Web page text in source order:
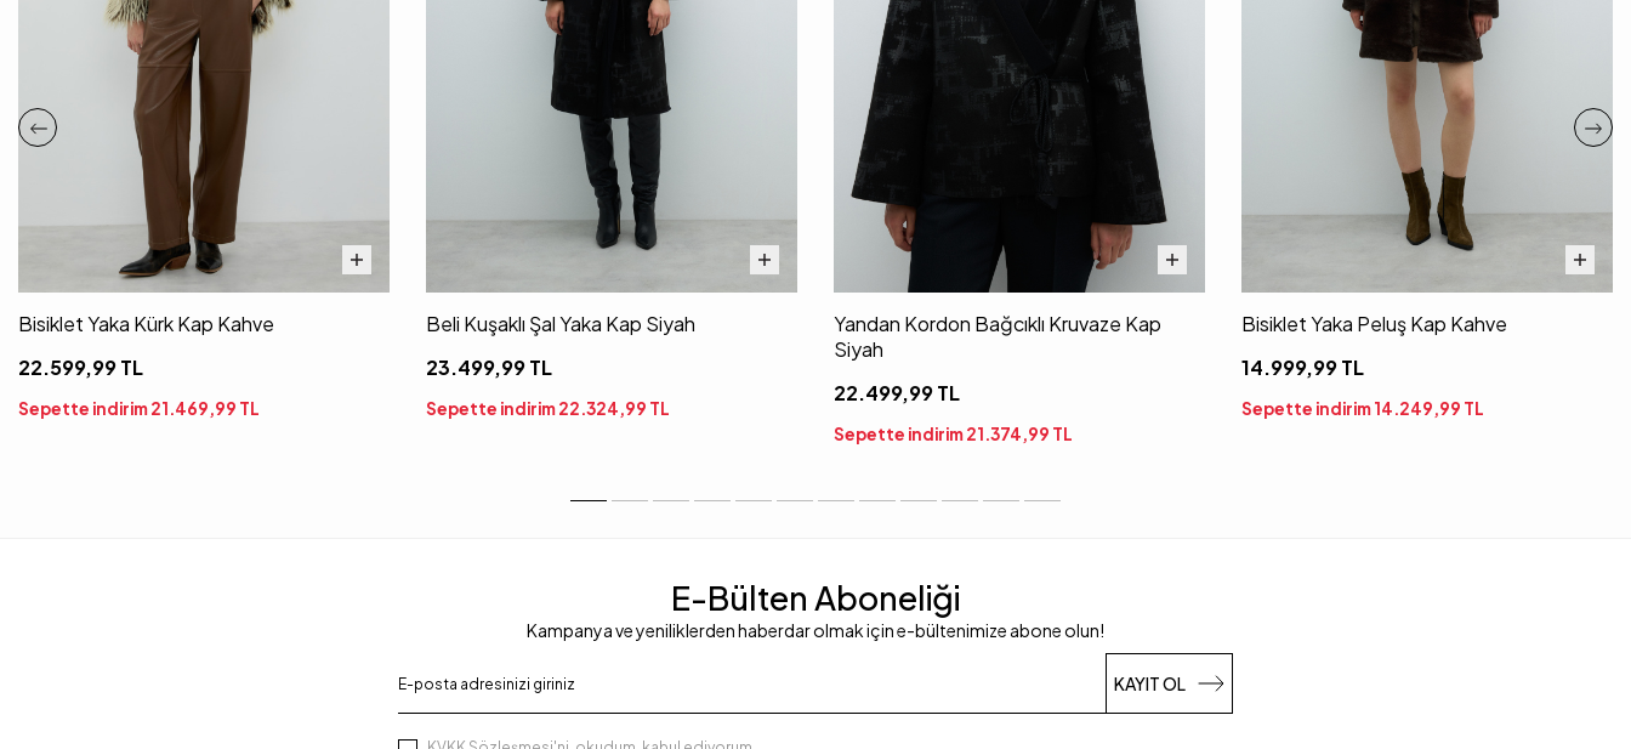
Bisiklet Yaka Kürk Kap Kahve
22.599,99TL
Sepette indirim21.469,99 TL
Beli Kuşaklı Şal Yaka Kap Siyah
23.499,99TL
Sepette indirim22.324,99 TL
Yandan Kordon Bağcıklı Kruvaze Kap
Siyah
22.499,99TL
Sepette indirim21.374,99 TL
Bisiklet Yaka Peluş Kap Kahve
14.999,99TL
Sepette indirim14.249,99 TL
E-Bülten Aboneliği
Kampanya ve yeniliklerden haberdar olmak için e-bültenimize abone olun!
KAYIT OL